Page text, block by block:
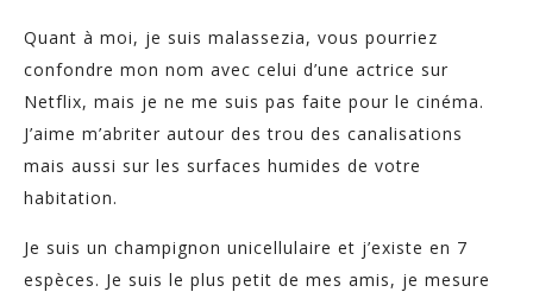
Quant à moi, je suis malassezia, vous pourriez
confondre mon nom avec celui d’une actrice sur
Netflix, mais je ne me suis pas faite pour le cinéma.
J’aime m’abriter autour des trou des canalisations
mais aussi sur les surfaces humides de votre
habitation.
Je suis un champignon unicellulaire et j’existe en 7
espèces. Je suis le plus petit de mes amis, je mesure